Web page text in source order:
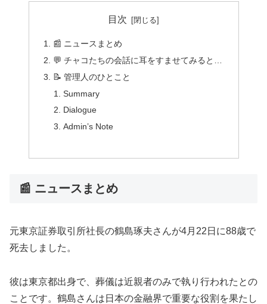
目次
📰 ニュースまとめ
💬 チャコたちの会話に耳をすませてみると…
📝 管理人のひとこと
Summary
Dialogue
Admin’s Note
📰 ニュースまとめ
元東京証券取引所社長の鶴島琢夫さんが4月22日に88歳で
死去しました。
彼は東京都出身で、葬儀は近親者のみで執り行われたとの
ことです。鶴島さんは日本の金融界で重要な役割を果たし